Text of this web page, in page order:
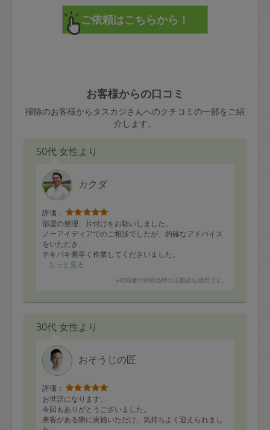
直前キャンセル料：
72時間前〜24時間前＝依頼料金の50%
依頼者不在による当日キャンセル＝依頼
金額の100%＋交通費全額
合、水曜日午前9時以降はキャンセル料が
発生
水曜日9時〜金曜日9時まで＝依頼料金の
50%
金曜日9時～土曜日8時まで＝依頼金額の
100%
土曜日8時〜実施時間＝依頼金額の100%
＋交通費全額
依頼者不在による当日キャンセル＝依頼
定期契約をキャンセルする場合、毎週定
期は月2回まで隔週定期は月1回までキャ
ンセル料は発生しません。それ以上はキ
ャンセル料が発生します。
みてください。
その後、一番気に入ったタスカジさんに
てください。
不在時に部屋に入るためにタスカジさん
きた場合は損害保険の対象外となるので
ご注意ください。
で、必ず鍵のかかるロッカーや金庫に入
れて依頼者の責任の元管理するよう心掛
けてください。
あわせてこちらも参照ください ： 初めて
利用します。注意しなくてはいけない点
はありますか？
お客様からの口コミ
掃除のお客様からタスカジさんへのクチコミの一部をご紹
介します。
50代 女性より
カクダ
評価：
部屋の整理、片付けをお願いしました。
ノーアイディアでのご相談でしたが、的確なアドバイス
をいただき、
テキパキ素早く作業してくださいました。
想定よりも早く最終目標に近づけそうです。
もっと見る
※依頼者の依頼当時の主観的な感想です。
30代 女性より
おそうじの匠
評価：
お世話になります。
今回もありがとうございました。
来客がある際に実施いただけ、気持ちよく迎えられまし